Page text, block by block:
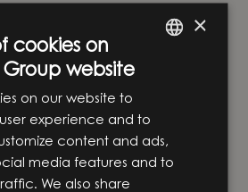
engineering
eller granskning
eller
samt kundnära
större tekniska projekt.
×
cookies on
website
on our website to
experience and to
content and ads,
media features and to
We also share